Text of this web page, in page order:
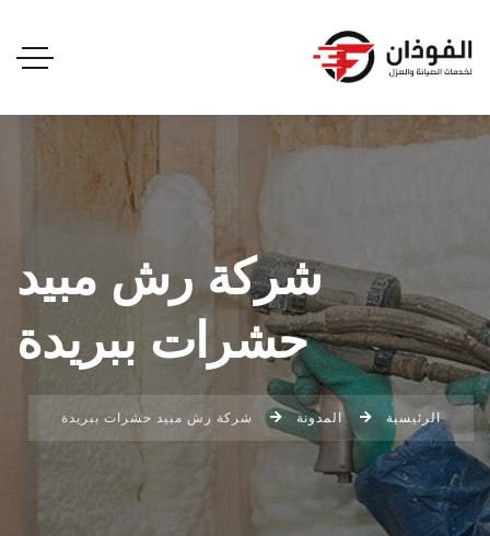
شركة رش مبيد
حشرات ببريدة
الرئيسية المدونة شركة رش مبيد حشرات ببريدة